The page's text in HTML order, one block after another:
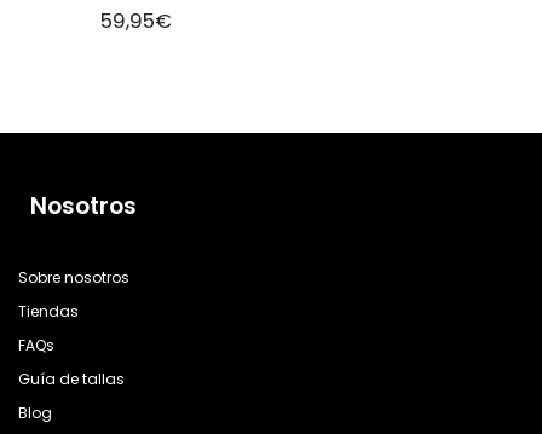
59,95€
Nosotros
Sobre nosotros
Tiendas
FAQs
Guía de tallas
Blog